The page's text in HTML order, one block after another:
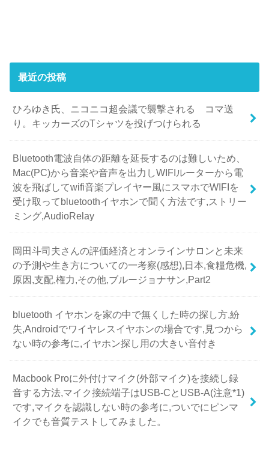
最近の投稿
ひろゆき氏、ニコニコ超会議で襲撃される コマ送
り。キッカーズのTシャツを投げつけられる
Bluetooth電波自体の距離を延長するのは難しいため、
Mac(PC)から音楽や音声を出力しWIFIルーターから電
波を飛ばしてwifi音楽プレイヤー風にスマホでWIFIを
受け取ってbluetoothイヤホンで聞く方法です,ストリー
ミング,AudioRelay
岡田斗司夫さんの評価経済とオンラインサロンと未来
の予測や生き方についての一考察(感想),日本,食糧危機,
原因,支配,権力,その他,ブルージョナサン,Part2
bluetooth イヤホンを家の中で無くした時の探し方,紛
失,Androidでワイヤレスイヤホンの場合です,見つから
ない時の参考に,イヤホン探し用の大きい音付き
Macbook Proに外付けマイク(外部マイク)を接続し録
音する方法,マイク接続端子はUSB-CとUSB-A(注意*1)
です,マイクを認識しない時の参考に,ついでにピンマ
イクでも音質テストしてみました。